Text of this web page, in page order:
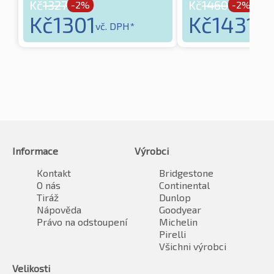
Kč1327 -2%
Kč1301vč. DPH*
Kč1460 -2%
Kč1431
Informace
Kontakt
O nás
Tiráž
Nápověda
Právo na odstoupení
Výrobci
Bridgestone
Continental
Dunlop
Goodyear
Michelin
Pirelli
Všichni výrobci
Velikosti